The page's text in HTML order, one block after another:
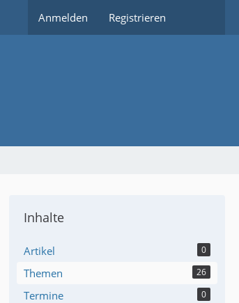
Anmelden Registrieren
Inhalte
Artikel 0
Themen 26
Termine 0